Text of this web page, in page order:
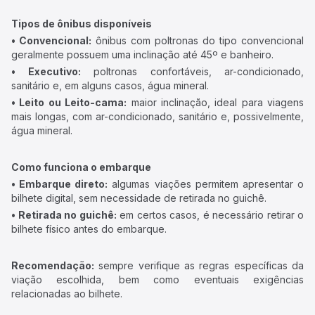
Tipos de ônibus disponíveis
• Convencional: ônibus com poltronas do tipo convencional
geralmente possuem uma inclinação até 45º e banheiro.
• Executivo: poltronas confortáveis, ar-condicionado,
sanitário e, em alguns casos, água mineral.
• Leito ou Leito-cama: maior inclinação, ideal para viagens
mais longas, com ar-condicionado, sanitário e, possivelmente,
água mineral.
Como funciona o embarque
• Embarque direto: algumas viações permitem apresentar o
bilhete digital, sem necessidade de retirada no guichê.
• Retirada no guichê: em certos casos, é necessário retirar o
bilhete físico antes do embarque.
Recomendação: sempre verifique as regras específicas da
viação escolhida, bem como eventuais exigências
relacionadas ao bilhete.